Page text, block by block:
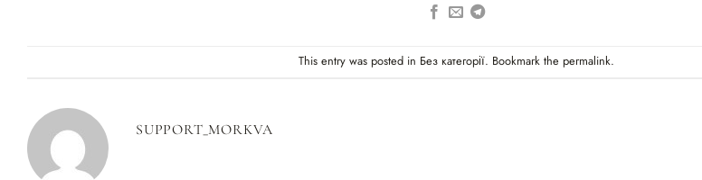
This entry was posted in Без категорії. Bookmark the permalink.
SUPPORT_MORKVA